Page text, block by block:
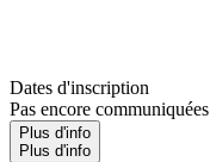
Dates d'inscription
Pas encore communiquées
Plus d'info
Plus d'info